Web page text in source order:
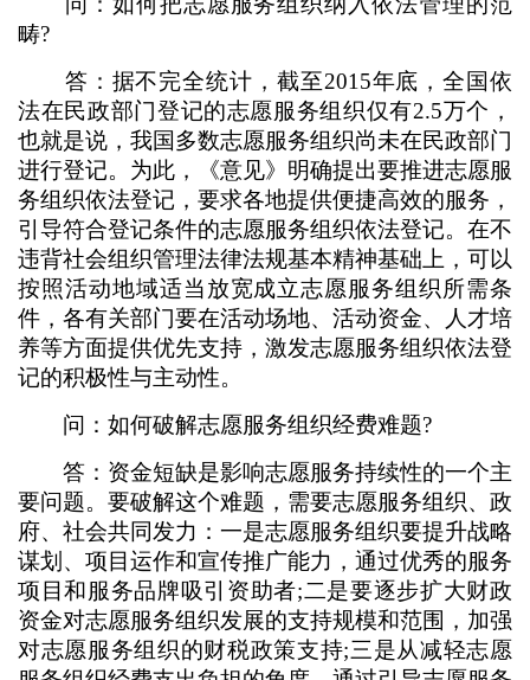
畴?
答：据不完全统计，截至2015年底，全国依
法在民政部门登记的志愿服务组织仅有2.5万个，
也就是说，我国多数志愿服务组织尚未在民政部门
进行登记。为此，《意见》明确提出要推进志愿服
务组织依法登记，要求各地提供便捷高效的服务，
引导符合登记条件的志愿服务组织依法登记。在不
违背社会组织管理法律法规基本精神基础上，可以
按照活动地域适当放宽成立志愿服务组织所需条
件，各有关部门要在活动场地、活动资金、人才培
养等方面提供优先支持，激发志愿服务组织依法登
记的积极性与主动性。
问：如何破解志愿服务组织经费难题?
答：资金短缺是影响志愿服务持续性的一个主
要问题。要破解这个难题，需要志愿服务组织、政
府、社会共同发力：一是志愿服务组织要提升战略
谋划、项目运作和宣传推广能力，通过优秀的服务
项目和服务品牌吸引资助者;二是要逐步扩大财政
资金对志愿服务组织发展的支持规模和范围，加强
对志愿服务组织的财税政策支持;三是从减轻志愿